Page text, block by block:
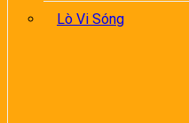
Lò Vi Sóng